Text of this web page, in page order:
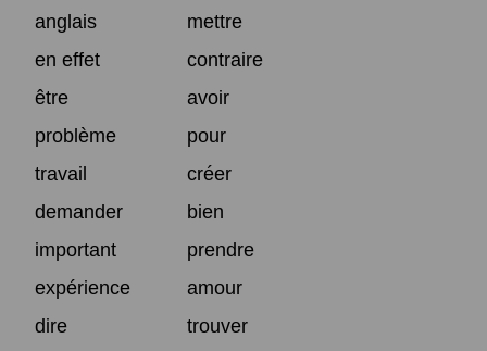
anglais
mettre
en effet
contraire
être
avoir
problème
pour
travail
créer
demander
bien
important
prendre
expérience
amour
dire
trouver